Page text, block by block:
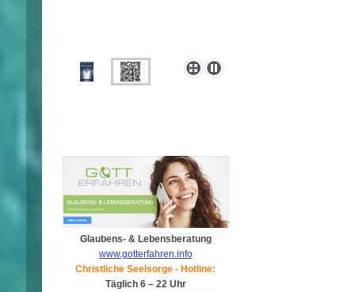
Glaubens- & Lebensberatung
www.gotterfahren.info
Christliche Seelsorge - Hotline:
Täglich 6 – 22 Uhr